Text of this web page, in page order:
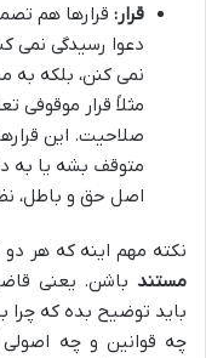
قرار: قرارها هم
دعوا رسیدگی نمی
نمی کنن، بلکه به
مثلاً قرار موقوفی
صلاحیت. این
متوقف بشه یا به
اصل حق و باطل،
نکته مهم اینه که هر
مستند باشن. یعنی
باید توضیح بده که چرا
چه قوانین و چه